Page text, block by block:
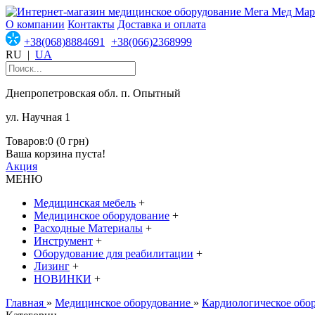
О компании Контакты Доставка и оплата
+38(068)8884691
+38(066)2368999
RU | UA
Днепропетровская обл. п. Опытный
ул. Научная 1
Товаров:0 (0 грн)
Ваша корзина пуста!
Акция
МЕНЮ
Медицинская мебель +
Медицинское оборудование +
Расходные Материалы +
Инструмент +
Оборудование для реабилитации +
Лизинг +
НОВИНКИ +
Главная » Медицинское оборудование » Кардиологическое